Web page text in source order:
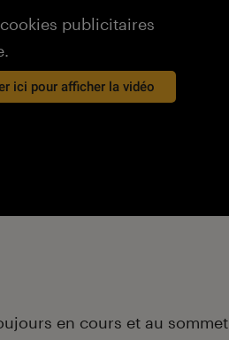
publicitaires
ici pour afficher la vidéo
en cours et au sommet